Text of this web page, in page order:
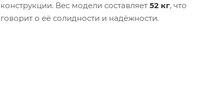
конструкции. Вес модели составляет 52 кг, что
говорит о её солидности и надёжности.